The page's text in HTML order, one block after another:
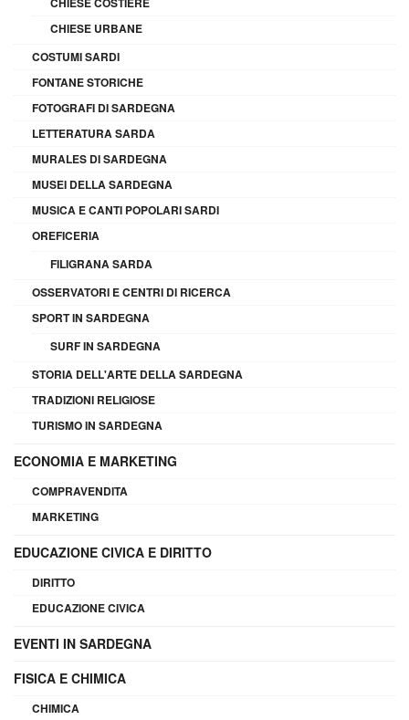
CHIESE URBANE
COSTUMI SARDI
FONTANE STORICHE
FOTOGRAFI DI SARDEGNA
LETTERATURA SARDA
MURALES DI SARDEGNA
MUSEI DELLA SARDEGNA
MUSICA E CANTI POPOLARI SARDI
OREFICERIA
FILIGRANA SARDA
OSSERVATORI E CENTRI DI RICERCA
SPORT IN SARDEGNA
SURF IN SARDEGNA
STORIA DELL'ARTE DELLA SARDEGNA
TRADIZIONI RELIGIOSE
TURISMO IN SARDEGNA
ECONOMIA E MARKETING
COMPRAVENDITA
MARKETING
EDUCAZIONE CIVICA E DIRITTO
DIRITTO
EDUCAZIONE CIVICA
EVENTI IN SARDEGNA
FISICA E CHIMICA
CHIMICA